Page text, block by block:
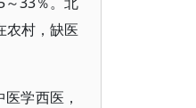
农村，缺医
学西医，